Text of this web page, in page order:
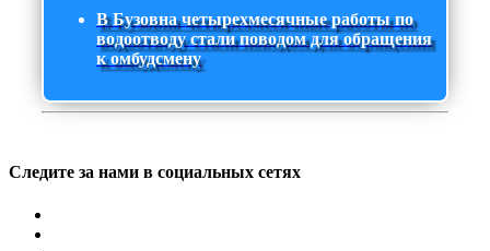
В Бузовна четырехмесячные работы по
водоотводу стали поводом для обращения
к омбудсмену
Следите за нами в социальных сетях